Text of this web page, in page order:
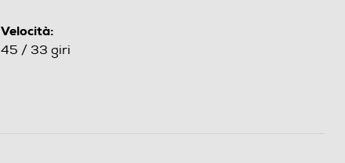
Velocità:
45 / 33 giri